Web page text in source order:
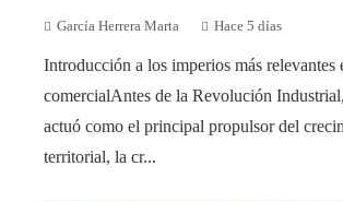
García Herrera Marta Hace 5 días
Introducción a los imperios más relevantes
comercialAntes de la Revolución
actuó como el principal propulsor del
territorial, la cr...